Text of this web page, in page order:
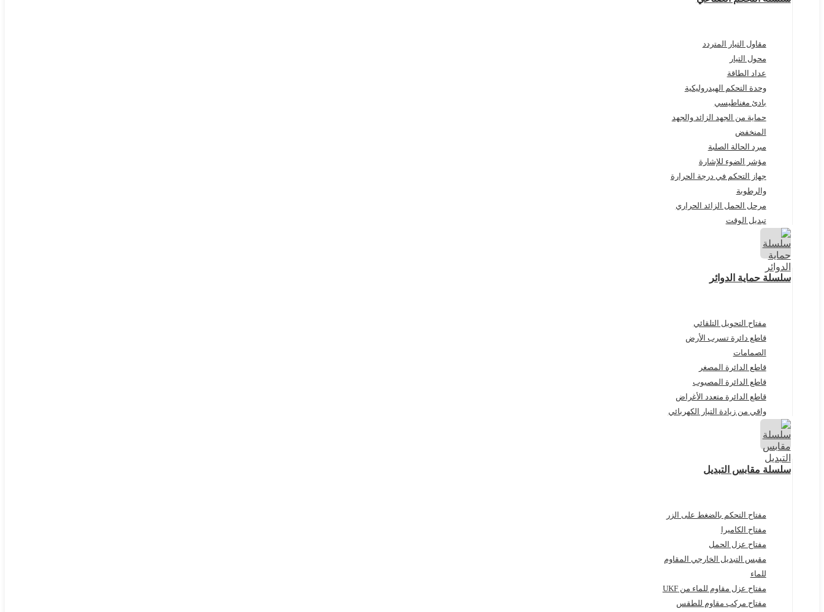
مقاول التيار المتردد
محول التيار
عداد الطاقة
وحدة التحكم الهيدروليكية
بادئ مغناطيسي
حماية من الجهد الزائد والجهد
المنخفض
مبرد الحالة الصلبة
مؤشر الضوء للإشارة
جهاز التحكم في درجة الحرارة
والرطوبة
مرحل الحمل الزائد الحراري
تبديل الوقت
سلسلة حماية الدوائر
مفتاح التحويل التلقائي
قاطع دائرة تسرب الأرض
الصمامات
قاطع الدائرة المصغر
قاطع الدائرة المصبوب
قاطع الدائرة متعدد الأغراض
واقي من زيادة التيار الكهربائي
سلسلة مقابس التبديل
مفتاح التحكم بالضغط على الزر
مفتاح الكاميرا
مفتاح عزل الحمل
مقبس التبديل الخارجي المقاوم
للماء
مفتاح عزل مقاوم للماء من UKF
مفتاح مركب مقاوم للطقس